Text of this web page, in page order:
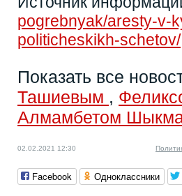
pogrebnyak/aresty-v-
politicheskikh-schetov/
Показать все
Ташиевым ,
Алмамбетом
02.02.2021 12:30
Facebook Одноклассники